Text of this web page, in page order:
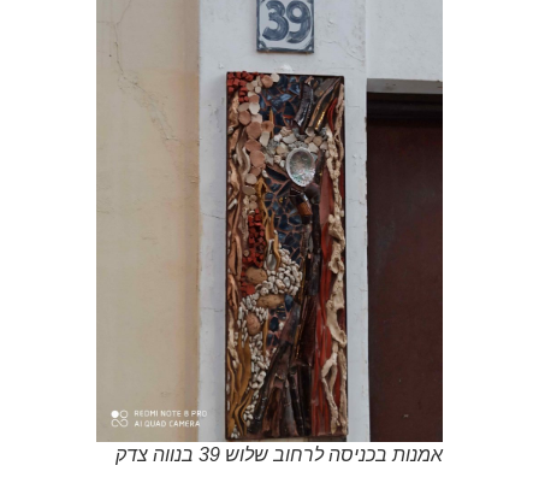
אמנות בכניסה לרחוב שלוש 39 בנווה צדק